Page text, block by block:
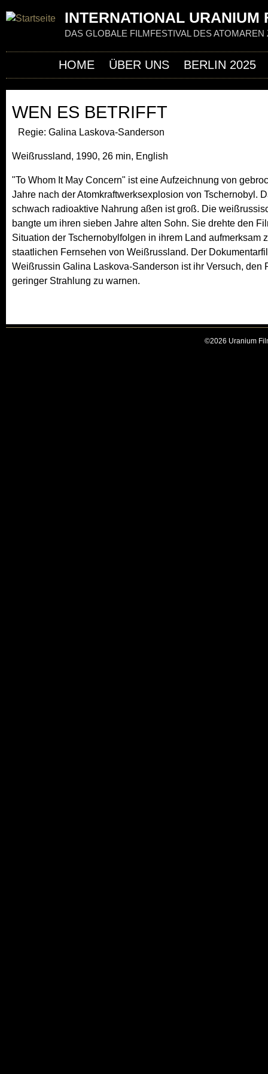
INTERNATIONAL URANIUM
DAS GLOBALE FILMFESTIVAL DES ATOMAREN
WEN ES BETRIFFT
Regie: Galina Laskova-Sanderson
Weißrussland, 1990, 26 min, English
"To Whom It May Concern" ist eine Aufzeichnung von
Jahre nach der Atomkraftwerksexplosion von Tschernobyl.
schwach radioaktive Nahrung aßen ist groß. Die
bangte um ihren sieben Jahre alten Sohn. Sie drehte den
Situation der Tschernobylfolgen in ihrem Land aufmerksam
staatlichen Fernsehen von Weißrussland. Der
Weißrussin Galina Laskova-Sanderson ist ihr Versuch, den
geringer Strahlung zu warnen.
HOME ÜBER UNS BERLIN 2025
©2026 Uranium